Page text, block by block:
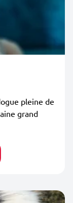
pleine de
grand